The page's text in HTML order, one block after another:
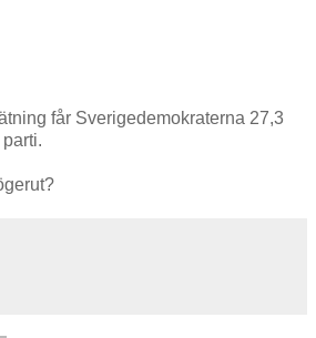
får Sverigedemokraterna 27,3